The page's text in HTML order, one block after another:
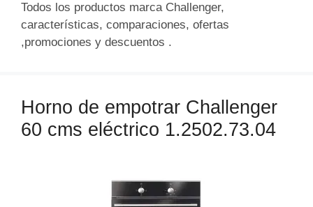
Todos los productos marca Challenger,
características, comparaciones, ofertas
,promociones y descuentos .
Horno de empotrar Challenger
60 cms eléctrico 1.2502.73.04